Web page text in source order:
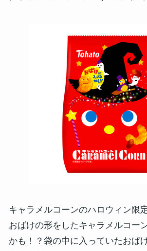
キャラメルコーンのハロウィン限
おばけの形をしたキャラメルコー
かも！？袋の中に入っていたおば